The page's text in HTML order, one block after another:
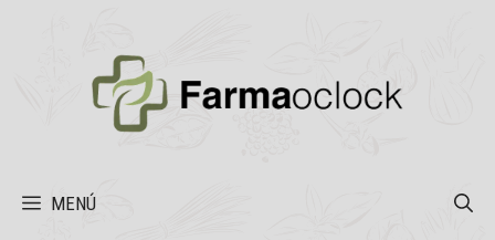
MENÚ